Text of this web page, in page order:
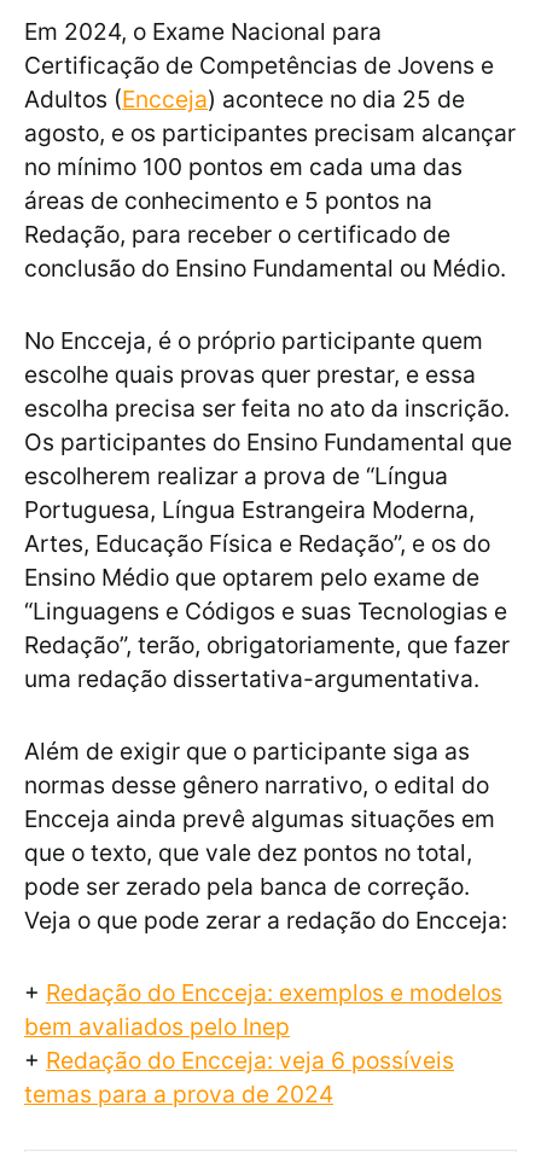
Em 2024, o Exame Nacional para
Certificação de Competências de Jovens e
Adultos (Encceja) acontece no dia 25 de
agosto, e os participantes precisam alcançar
no mínimo 100 pontos em cada uma das
áreas de conhecimento e 5 pontos na
Redação, para receber o certificado de
conclusão do Ensino Fundamental ou Médio.
No Encceja, é o próprio participante quem
escolhe quais provas quer prestar, e essa
escolha precisa ser feita no ato da inscrição.
Os participantes do Ensino Fundamental que
escolherem realizar a prova de “Língua
Portuguesa, Língua Estrangeira Moderna,
Artes, Educação Física e Redação”, e os do
Ensino Médio que optarem pelo exame de
“Linguagens e Códigos e suas Tecnologias e
Redação”, terão, obrigatoriamente, que fazer
uma redação dissertativa-argumentativa.
Além de exigir que o participante siga as
normas desse gênero narrativo, o edital do
Encceja ainda prevê algumas situações em
que o texto, que vale dez pontos no total,
pode ser zerado pela banca de correção.
Veja o que pode zerar a redação do Encceja:
+ Redação do Encceja: exemplos e modelos
bem avaliados pelo Inep
+ Redação do Encceja: veja 6 possíveis
temas para a prova de 2024